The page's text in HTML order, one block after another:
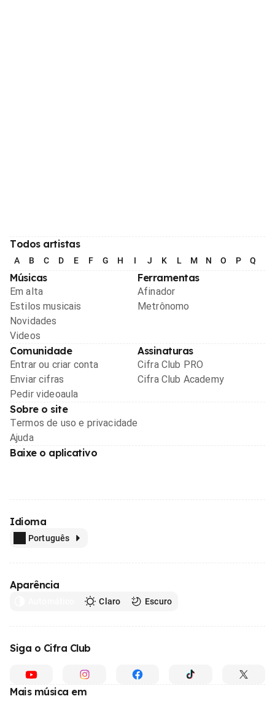
Todos artistas
A B C D E F G H I J K L M N O P Q
Músicas
Em alta
Estilos musicais
Novidades
Videos
Ferramentas
Afinador
Metrônomo
Comunidade
Entrar ou criar conta
Enviar cifras
Pedir videoaula
Assinaturas
Cifra Club PRO
Cifra Club Academy
Sobre o site
Termos de uso e privacidade
Ajuda
Baixe o aplicativo
Idioma
Português
Aparência
Claro Escuro
Siga o Cifra Club
Mais música em